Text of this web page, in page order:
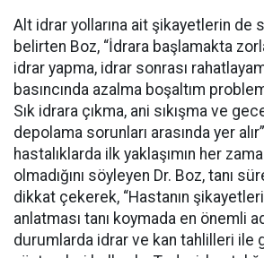
Alt idrar yollarına ait şikayetlerin de
belirten Boz, “İdrara başlamakta
idrar yapma, idrar sonrası
basıncında azalma boşaltım
Sık idrara çıkma, ani sıkışma ve
depolama sorunları arasında yer
hastalıklarda ilk yaklaşımın her
olmadığını söyleyen Dr. Boz, tanı
dikkat çekerek, “Hastanın
anlatması tanı koymada en önemli
durumlarda idrar ve kan tahlilleri ile